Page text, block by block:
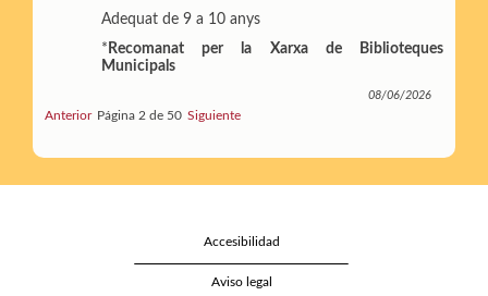
Adequat de 9 a 10 anys
* Recomanat per la Xarxa de Biblioteques
Municipals
08/06/2026
Anterior Página 2 de 50 Siguiente
Accesibilidad
Aviso legal